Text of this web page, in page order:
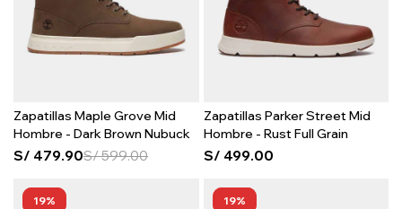
Zapatillas Maple Grove Mid
Hombre - Dark Brown Nubuck
S/ 479.90S/599.00
Zapatillas Parker Street Mid
Hombre - Rust Full Grain
S/ 499.00
19 19